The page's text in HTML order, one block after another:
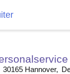
30165 Hannover